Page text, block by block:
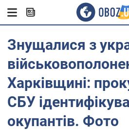
Знущалися з
Харківщині:
СБУ
окупантів. Фото